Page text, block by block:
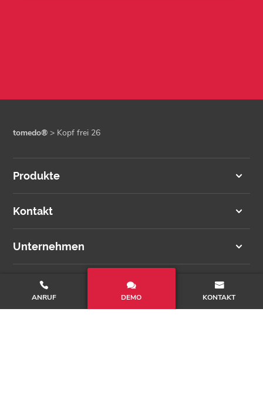
tomedo® > Kopf frei 26
Produkte
Kontakt
Unternehmen
Folgen Sie uns
ANRUF DEMO KONTAKT